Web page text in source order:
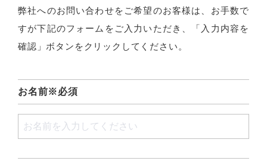
弊社へのお問い合わせをご希望のお客様は、 お手数で
すが下記のフォームをご入力いただき、
「入力内容を
確認」ボタンをクリックしてください。
お名前※必須